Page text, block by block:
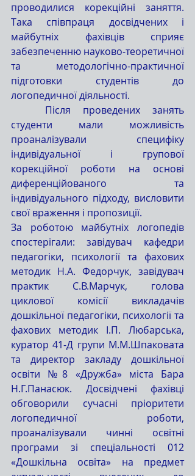
проводилися корекційні заняття.
Така співпраця досвідчених і
майбутніх фахівців сприяє
забезпеченню науково-теоретичної
та методологічно-практичної
підготовки студентів до
логопедичної діяльності.
Після проведених занять
студенти мали можливість
проаналізували специфіку
індивідуальної і групової
корекційної роботи на основі
диференційованого та
індивідуального підходу, висловити
свої враження і пропозиції.
За роботою майбутніх логопедів
спостерігали: завідувач кафедри
педагогіки, психології та фахових
методик Н.А. Федорчук, завідувач
практик С.В.Марчук, голова
циклової комісії викладачів
дошкільної педагогіки, психології та
фахових методик І.П. Любарська,
куратор 41-Д групи М.М.Шпаковата
та директор закладу дошкільної
освіти №8 «Дружба» міста Бара
Н.Г.Панасюк. Досвідчені фахівці
обговорили сучасні пріоритети
логопедичної роботи,
проаналізували чинні освітні
програми зі спеціальності 012
«Дошкільна освіта» на предмет